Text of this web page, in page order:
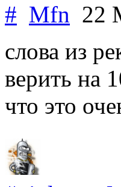
# Mfn 22
слова из
верить на
что это